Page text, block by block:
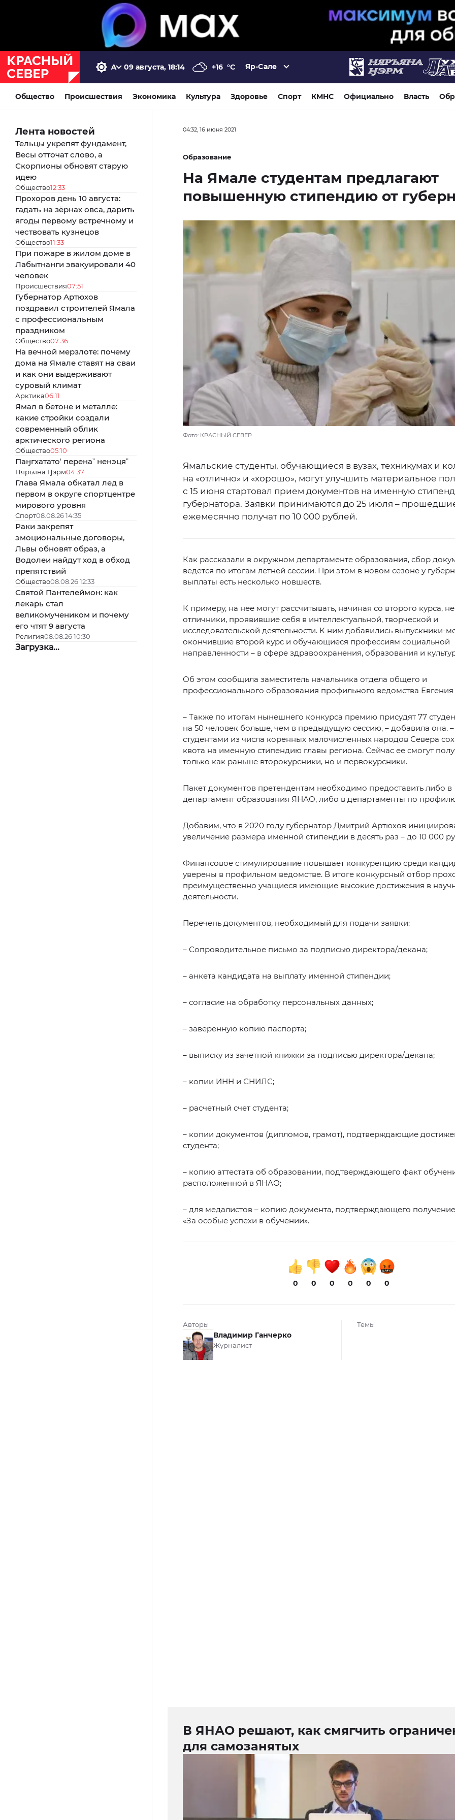
09 августа, 18:14 +16 °C Яр-Сале
Общество Происшествия Экономика Культура Здоровье Спорт КМНС Официально Власть
Лента новостей
Тельцы укрепят фундамент,
Весы отточат слово, а
Скорпионы обновят старую
идею
Общество12:33
Прохоров день 10 августа:
гадать на зёрнах овса, дарить
ягоды первому встречному и
чествовать кузнецов
Общество11:33
При пожаре в жилом доме в
Лабытнанги эвакуировали 40
человек
Происшествия07:51
Губернатор Артюхов
поздравил строителей Ямала
с профессиональным
праздником
Общество07:36
На вечной мерзлоте: почему
дома на Ямале ставят на сваи
и как они выдерживают
суровый климат
Арктика06:11
Ямал в бетоне и металле:
какие стройки создали
современный облик
арктического региона
Общество05:10
Паӈгхататоʼ перенаˮ ненэцяˮ
Няръяна Ӈэрм04:37
Глава Ямала обкатал лед в
первом в округе спортцентре
мирового уровня
Спорт08.08.26 14:35
Раки закрепят
эмоциональные договоры,
Львы обновят образ, а
Водолеи найдут ход в обход
препятствий
Общество08.08.26 12:33
Святой Пантелеймон: как
лекарь стал
великомучеником и почему
его чтят 9 августа
Религия08.08.26 10:30
Загрузка...
04:32, 16 июня 2021
Образование
На Ямале студентам предлагают
повышенную стипендию от
Фото: КРАСНЫЙ СЕВЕР
Ямальские студенты, обучающиеся в вузах, техникумах и
на «отлично» и «хорошо», могут улучшить материальное
с 15 июня стартовал прием документов на именную
губернатора. Заявки принимаются до 25 июля –
ежемесячно получат по 10 000 рублей.
Как рассказали в окружном департаменте образования, сбор
ведется по итогам летней сессии. При этом в новом сезоне у
выплаты есть несколько новшеств.
К примеру, на нее могут рассчитывать, начиная со второго курса,
отличники, проявившие себя в интеллектуальной, творческой и
исследовательской деятельности. К ним добавились выпускники-
окончившие второй курс и обучающиеся профессиям социальной
направленности – в сфере здравоохранения, образования и
Об этом сообщила заместитель начальника отдела общего и
профессионального образования профильного ведомства Евгения
– Также по итогам нынешнего конкурса премию присудят 77
на 50 человек больше, чем в предыдущую сессию, – добавила она.
студентами из числа коренных малочисленных народов Севера
квота на именную стипендию главы региона. Сейчас ее смогут
только как раньше второкурсники, но и первокурсники.
Пакет документов претендентам необходимо предоставить либо в
департамент образования ЯНАО, либо в департаменты по
Добавим, что в 2020 году губернатор Дмитрий Артюхов
увеличение размера именной стипендии в десять раз – до 10 000
Финансовое стимулирование повышает конкуренцию среди
уверены в профильном ведомстве. В итоге конкурсный отбор
преимущественно учащиеся имеющие высокие достижения в
деятельности.
Перечень документов, необходимый для подачи заявки:
– Сопроводительное письмо за подписью директора/декана;
– анкета кандидата на выплату именной стипендии;
– согласие на обработку персональных данных;
– заверенную копию паспорта;
– выписку из зачетной книжки за подписью директора/декана;
– копии ИНН и СНИЛС;
– расчетный счет студента;
– копии документов (дипломов, грамот), подтверждающие
студента;
– копию аттестата об образовании, подтверждающего факт
расположенной в ЯНАО;
– для медалистов – копию документа, подтверждающего
«За особые успехи в обучении».
0 0 0 0 0 0
Авторы
Владимир Ганчерко
Журналист
Темы
В ЯНАО решают, как смягчить
для самозанятых